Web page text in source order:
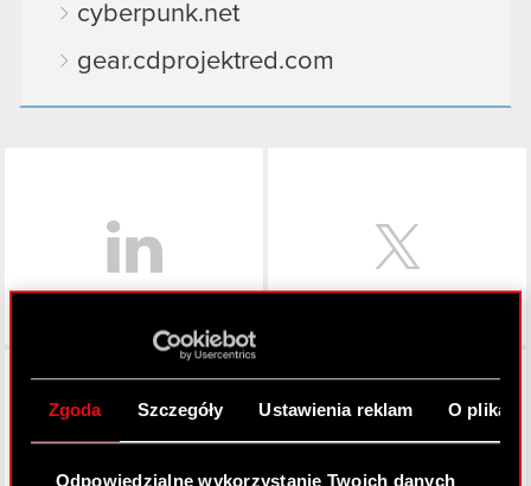
Zgoda Szczegóły Ustawienia reklam O
Odpowiedzialne wykorzystanie Twoich danych
cyberpunk.net
gear.cdprojektred.com
Facebook